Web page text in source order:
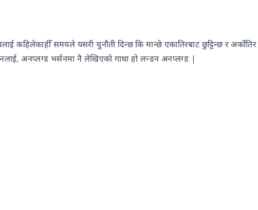
कहिलेकाहीँ समयले यसरी चुनौती दिन्छ कि मान्छे एकातिरबाट छुट्टिन्छ र
अनप्लग्ड भर्सनमा नै लेखिएको गाथा हो लन्डन अनप्लग्ड |